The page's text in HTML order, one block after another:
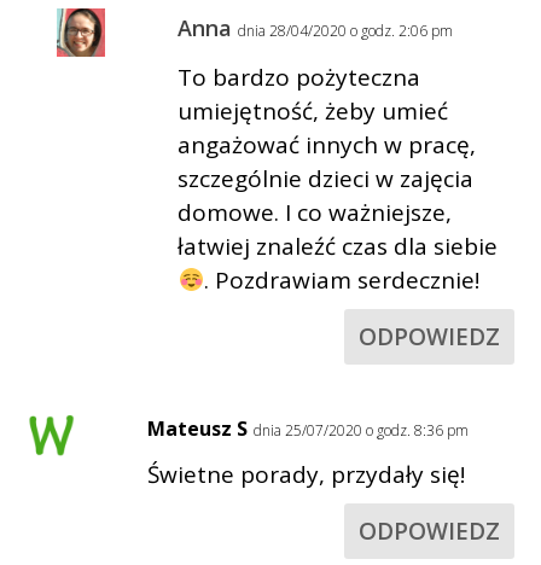
Anna dnia 28/04/2020 o godz. 2:06 pm
To bardzo pożyteczna
umiejętność, żeby umieć
angażować innych w pracę,
szczególnie dzieci w zajęcia
domowe. I co ważniejsze,
łatwiej znaleźć czas dla siebie
. Pozdrawiam serdecznie!
ODPOWIEDZ
Mateusz S dnia 25/07/2020 o godz. 8:36 pm
Świetne porady, przydały się!
ODPOWIEDZ